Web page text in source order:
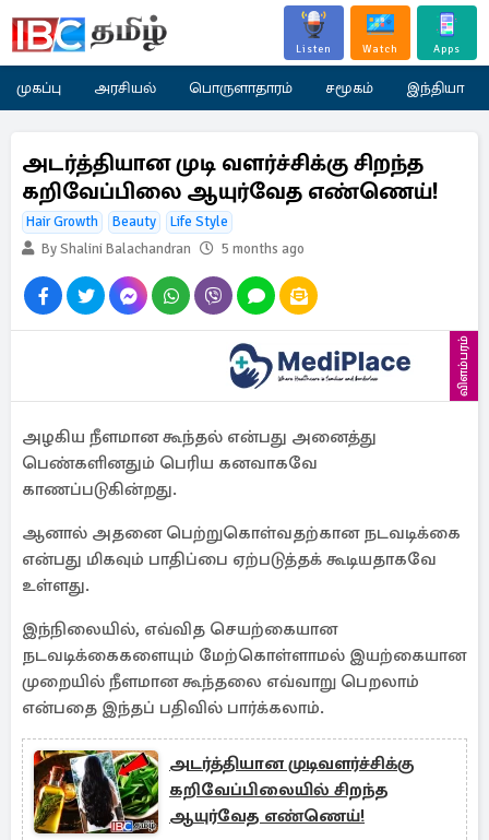
Listen Watch Apps
முகப்பு அரசியல் பொருளாதாரம் சமூகம் இந்தியா
அடர்த்தியான முடி வளர்ச்சிக்கு சிறந்த
கறிவேப்பிலை ஆயுர்வேத எண்ணெய்!
Hair Growth Beauty
Life Style
By Shalini Balachandran
5 months ago
விளம்பரம்
அழகிய நீளமான கூந்தல் என்பது அனைத்து
பெண்களினதும் பெரிய கனவாகவே
காணப்படுகின்றது.
ஆனால் அதனை பெற்றுகொள்வதற்கான நடவடிக்கை
என்பது மிகவும் பாதிப்பை ஏற்படுத்தக் கூடியதாகவே
உள்ளது.
இந்நிலையில், எவ்வித செயற்கையான
நடவடிக்கைகளையும் மேற்கொள்ளாமல் இயற்கையான
முறையில் நீளமான கூந்தலை எவ்வாறு பெறலாம்
என்பதை இந்தப் பதிவில் பார்க்கலாம்.
அடர்த்தியான முடிவளர்ச்சிக்கு
கறிவேப்பிலையில் சிறந்த
ஆயுர்வேத எண்ணெய்!